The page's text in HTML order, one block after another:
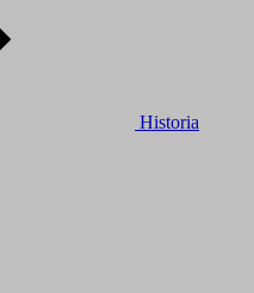
Historia